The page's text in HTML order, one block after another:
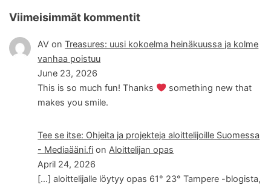
Viimeisimmät kommentit
AV onTreasures: uusi kokoelma heinäkuussa ja kolme
vanhaa poistuu
June 23, 2026
This is so much fun! Thanks
something new that
makes you smile.
Tee se itse: Ohjeita ja projekteja aloittelijoille Suomessa
- Mediaääni.fi onAloittelijan opas
April 24, 2026
[…] aloittelijalle löytyy opas 61° 23° Tampere -blogista,